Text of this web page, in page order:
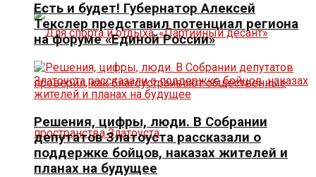
Есть и будет! Губернатор Алексей
Текслер представил потенциал региона
на форуме «Единой России»
Решения, цифры, люди. В Собрании
депутатов Златоуста рассказали о
поддержке бойцов, наказах жителей и
планах на будущее